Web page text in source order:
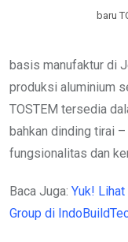
baru
basis manufaktur di
produksi aluminium
TOSTEM tersedia
bahkan dinding tirai
fungsionalitas dan
Baca Juga: Yuk!
Group di